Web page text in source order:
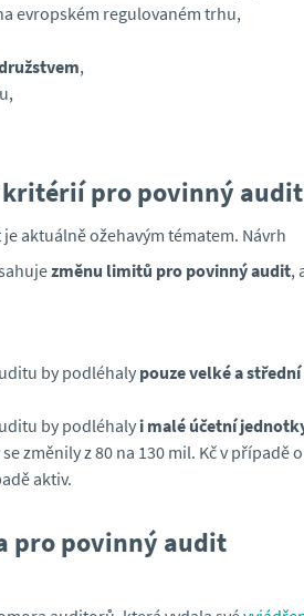
evropském regulovaném trhu,
,
kritérií pro povinný audit
aktuálně ožehavým tématem. Návrh
změnu limitů pro povinný audit,
by podléhalypouze velké a střední
by podléhalyi malé účetní
změnily z 80 na 130 mil. Kč v případě
aktiv.
pro povinný audit